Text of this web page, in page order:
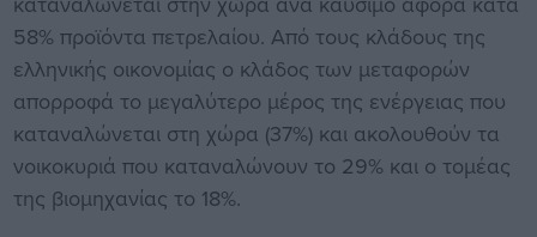
58% προϊόντα πετρελαίου. Από τους κλάδους της
ελληνικής οικονομίας ο κλάδος των μεταφορών
απορροφά το μεγαλύτερο μέρος της ενέργειας που
καταναλώνεται στη χώρα (37%) και ακολουθούν τα
νοικοκυριά που καταναλώνουν το 29% και ο τομέας
της βιομηχανίας το 18%.